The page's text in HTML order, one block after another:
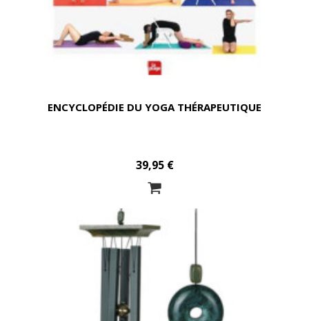
ENCYCLOPÉDIE DU YOGA THÉRAPEUTIQUE
39,95 €